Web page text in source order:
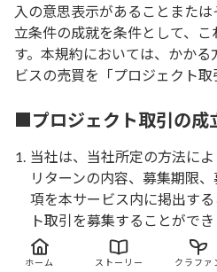
ホーム ストーリー クラファ
入の意思表示があることまた
立条件の成就を条件として、
す。本規約においては、かか
ビスの売買を「プロジェクト取
■プロジェクト取引の成
当社は、当社所定の方法によ
リターンの内容、募集期限
項を本サービス内に掲出す
ト取引を募集することがで
プロジェクト取引の募集に対
購入の意思表示を行うこと